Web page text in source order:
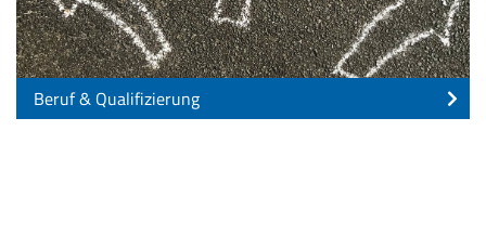
Beruf & Qualifizierung